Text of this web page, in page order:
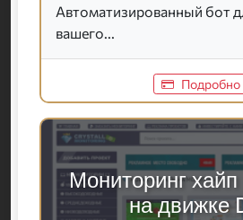
Автоматизированный бот
вашего...
Подробно
Мониторинг хайп
на движке